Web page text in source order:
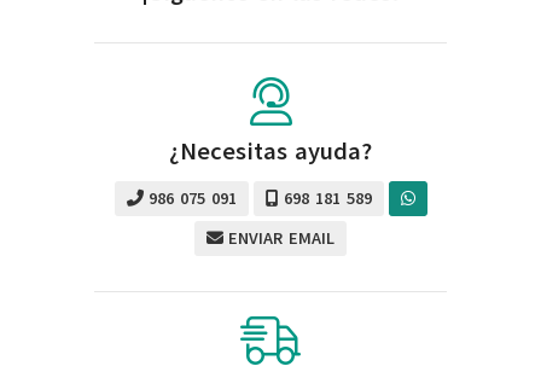
¿Necesitas ayuda?
986 075 091
698 181 589
ENVIAR EMAIL